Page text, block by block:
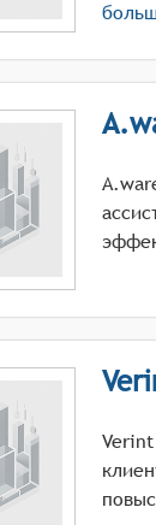
Verint